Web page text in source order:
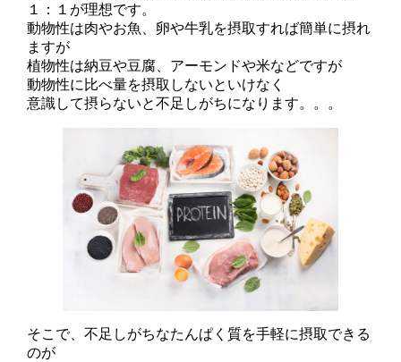
１：１が理想です。
動物性は肉やお魚、卵や牛乳を摂取すれば簡単に摂れ
ますが
植物性は納豆や豆腐、アーモンドや米などですが
動物性に比べ量を摂取しないといけなく
意識して摂らないと不足しがちになります。。。
そこで、不足しがちなたんぱく質を手軽に摂取できる
のが